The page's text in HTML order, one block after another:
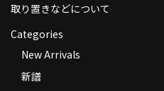
Privacy Policy
特定商取引法に基づく表示
取り置きなどについて
Categories
New Arrivals
新譜